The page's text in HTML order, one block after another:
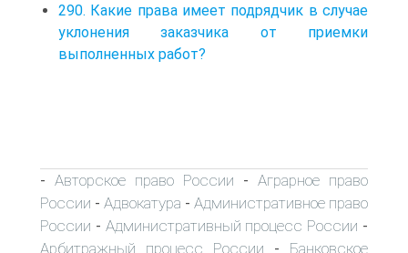
290. Какие права имеет подрядчик в случае
уклонения заказчика от приемки
выполненных работ?
- Авторское право России - Аграрное право
России - Адвокатура - Административное право
России - Административный процесс России -
Арбитражный процесс России - Банковское